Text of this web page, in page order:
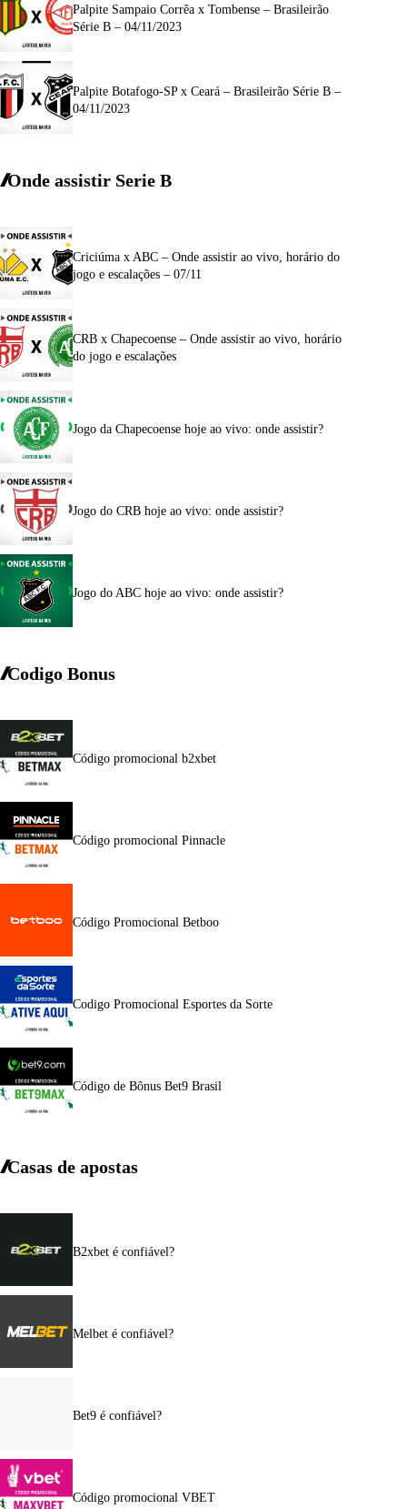
Palpite Sampaio Corrêa x Tombense – Brasileirão
Série B – 04/11/2023
Palpite Botafogo-SP x Ceará – Brasileirão Série B –
04/11/2023
Onde assistir Serie B
Criciúma x ABC – Onde assistir ao vivo, horário do
jogo e escalações – 07/11
CRB x Chapecoense – Onde assistir ao vivo, horário
do jogo e escalações
Jogo da Chapecoense hoje ao vivo: onde assistir?
Jogo do CRB hoje ao vivo: onde assistir?
Jogo do ABC hoje ao vivo: onde assistir?
Codigo Bonus
Código promocional b2xbet
Código promocional Pinnacle
Código Promocional Betboo
Codigo Promocional Esportes da Sorte
Código de Bônus Bet9 Brasil
Casas de apostas
B2xbet é confiável?
Melbet é confiável?
Bet9 é confiável?
Código promocional VBET